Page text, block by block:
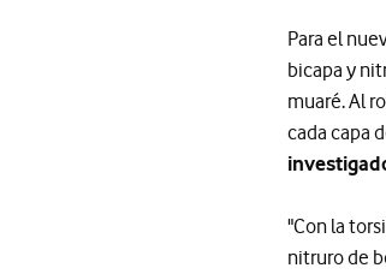
Para el
bicapa y
muaré. Al
cada capa
"Con la
nitruro de